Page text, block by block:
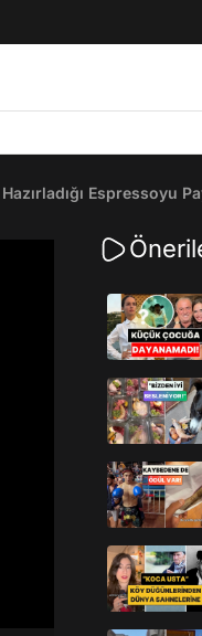
Espressoyu